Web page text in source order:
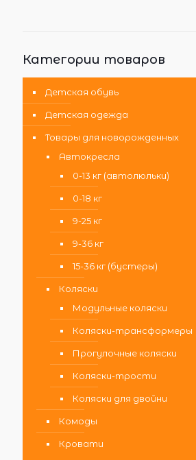
Категории товаров
Детская обувь
Детская одежда
Товары для новорожденных
Автокресла
0-13 кг (автолюльки)
0-18 кг
9-25 кг
9-36 кг
15-36 кг (бустеры)
Коляски
Модульные коляски
Коляски-трансформеры
Прогулочные коляски
Коляски-трости
Коляски для двойни
Комоды
Кровати